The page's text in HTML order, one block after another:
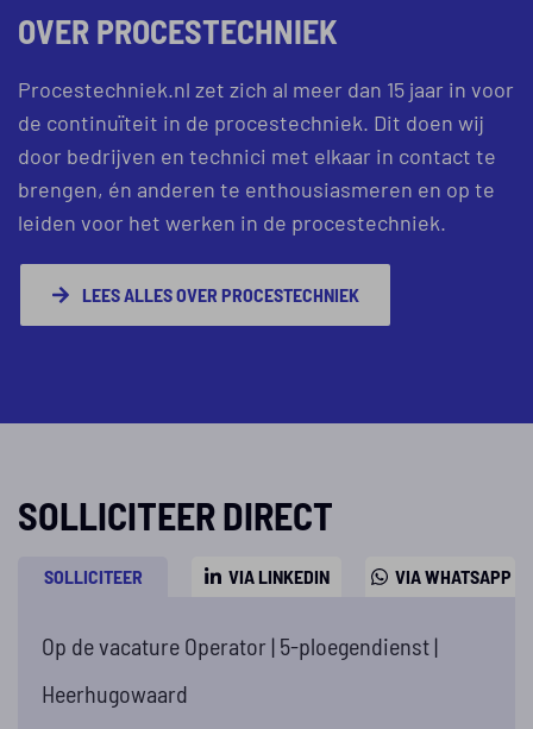
OVER PROCESTECHNIEK
Procestechniek.nl zet zich al meer dan 15 jaar in voor
de continuïteit in de procestechniek. Dit doen wij
door bedrijven en technici met elkaar in contact te
brengen, én anderen te enthousiasmeren en op te
leiden voor het werken in de procestechniek.
LEES ALLES OVER PROCESTECHNIEK
SOLLICITEER DIRECT
SOLLICITEER VIA LINKEDIN VIA WHATSAPP
Op de vacature Operator | 5-ploegendienst |
Heerhugowaard